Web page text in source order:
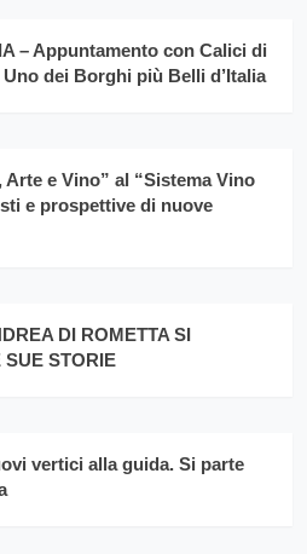
– Appuntamento con Calici di
dei Borghi più Belli d’Italia
Arte e Vino” al “Sistema Vino
e prospettive di nuove
DI ROMETTA SI
STORIE
vertici alla guida. Si parte